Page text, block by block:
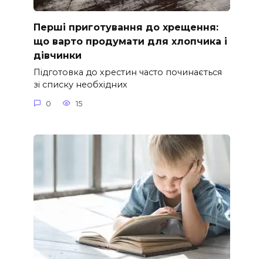
Перші приготування до хрещення:
що варто продумати для хлопчика і
дівчинки
Підготовка до хрестин часто починається
зі списку необхідних
0 15